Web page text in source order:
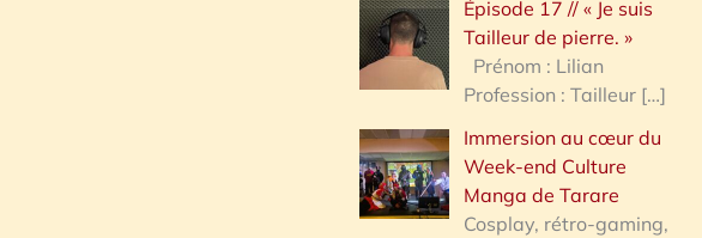
h
e
:
Épisode 17 // « Je suis
Tailleur de pierre. »
Prénom : Lilian
Profession : Tailleur […]
Immersion au cœur du
Week-end Culture
Manga de Tarare
Cosplay, rétro-gaming,